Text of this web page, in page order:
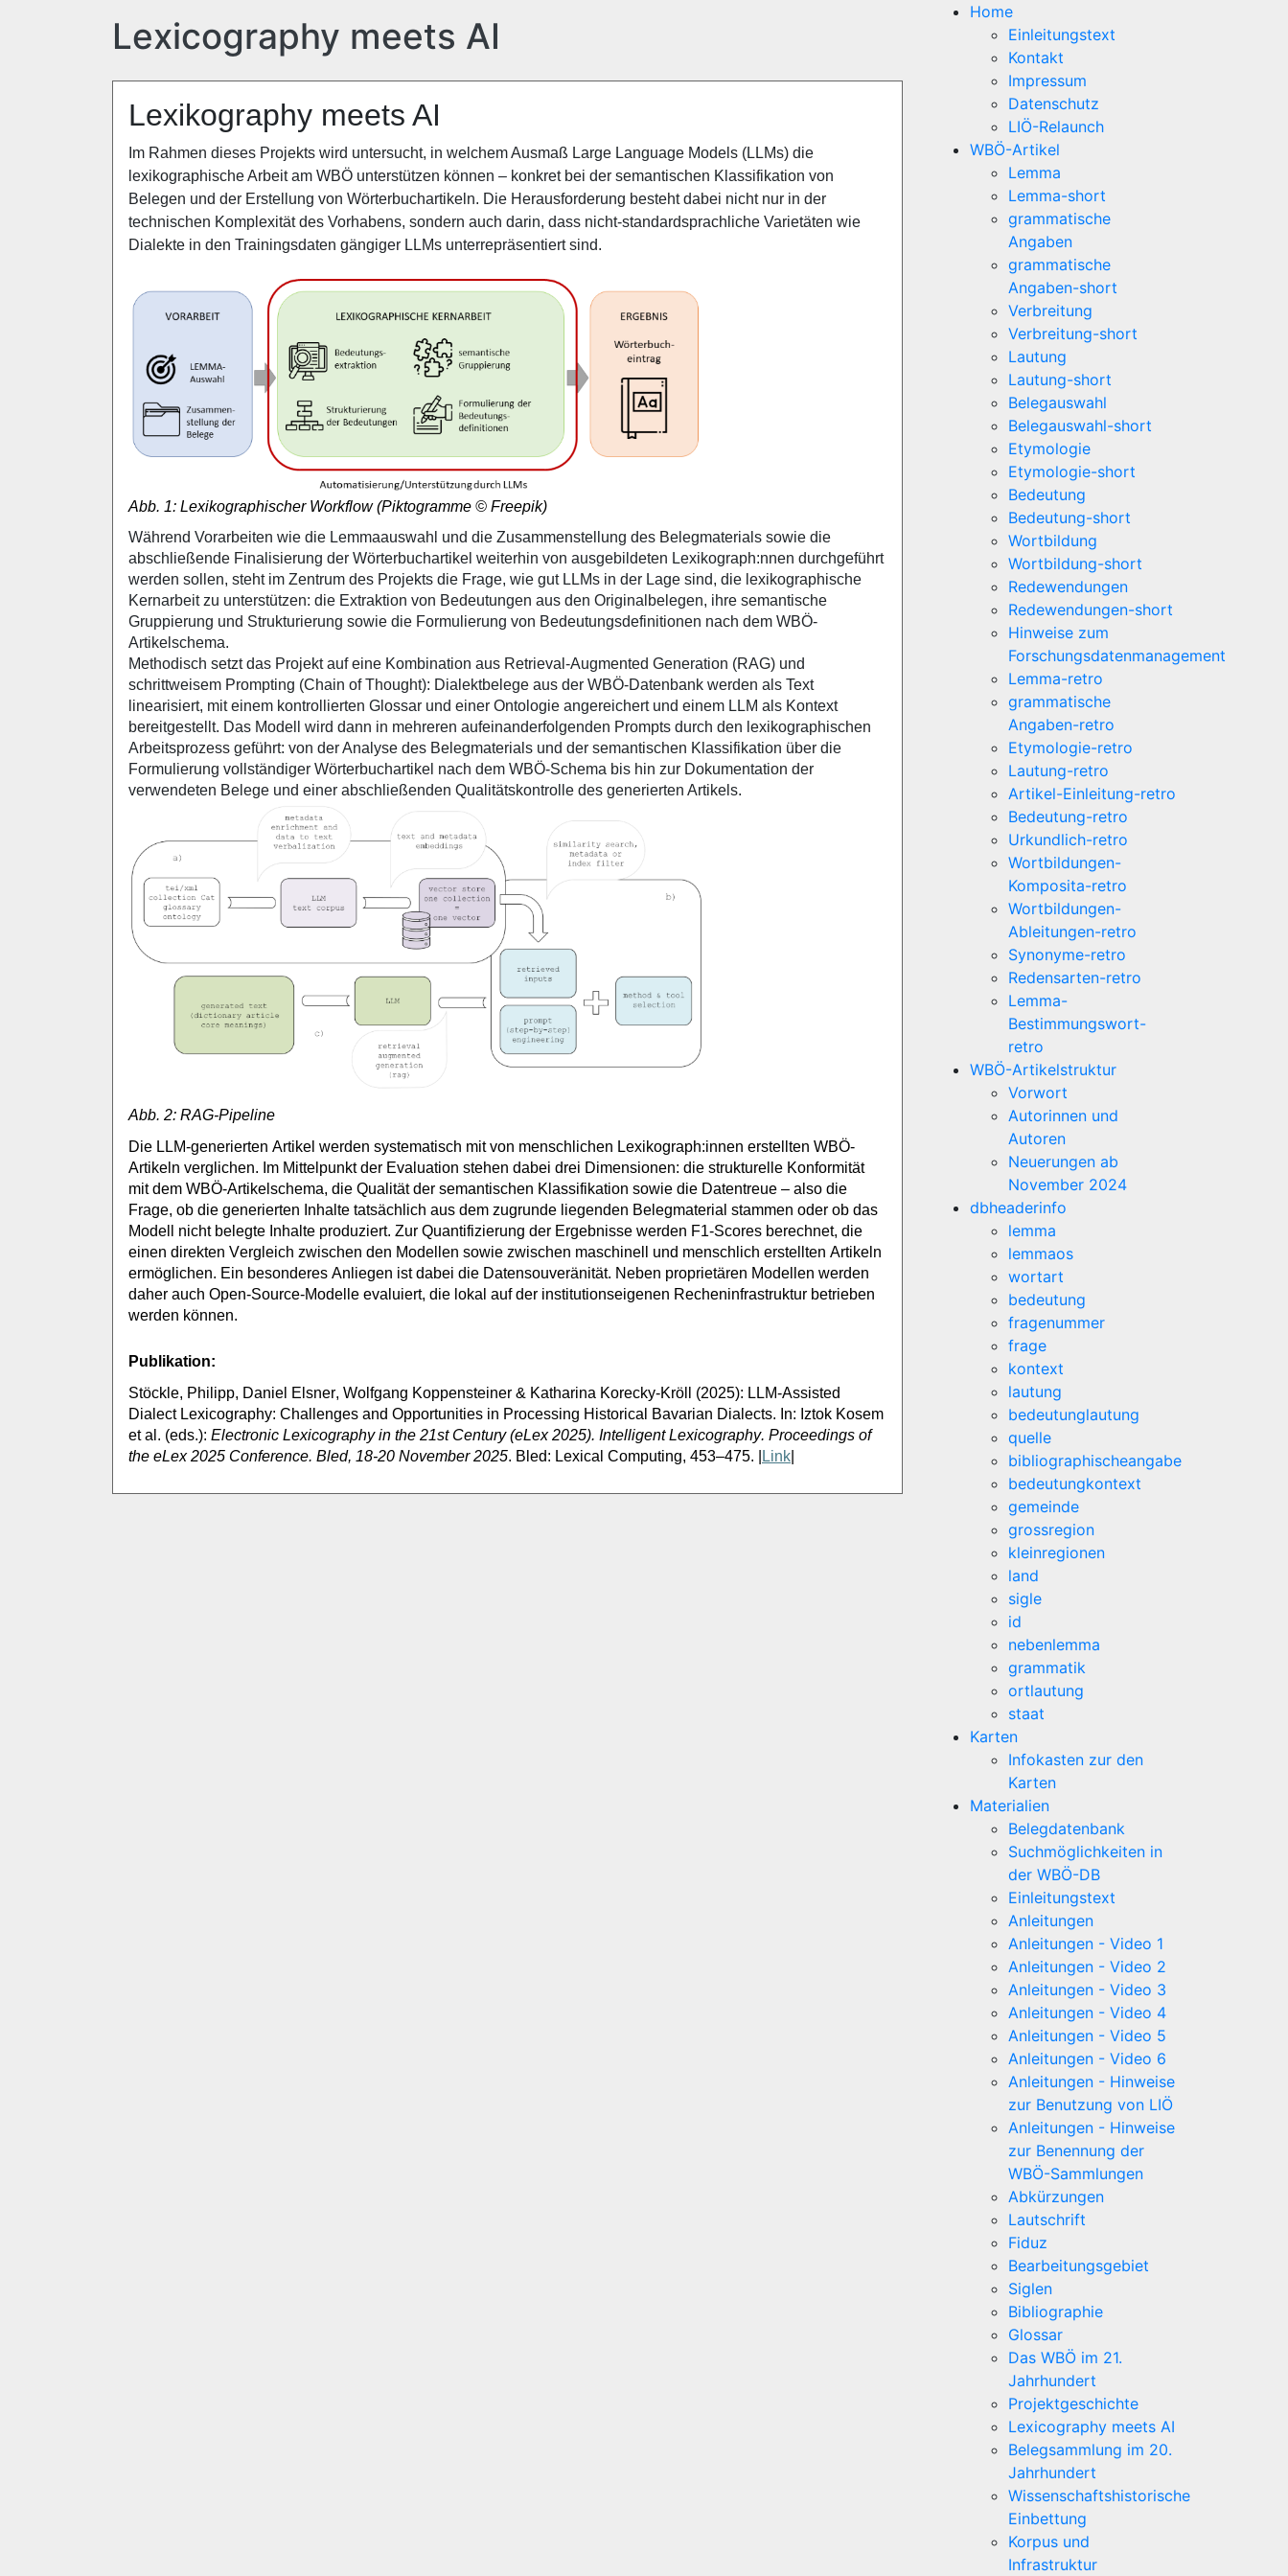
Lexicography meets AI
Lexikography meets AI
Im Rahmen dieses Projekts wird untersucht, in welchem Ausmaß Large Language Models (LLMs) die
lexikographische Arbeit am WBÖ unterstützen können – konkret bei der semantischen Klassifikation von
Belegen und der Erstellung von Wörterbuchartikeln. Die Herausforderung besteht dabei nicht nur in der
technischen Komplexität des Vorhabens, sondern auch darin, dass nicht-standardsprachliche Varietäten wie
Dialekte in den Trainingsdaten gängiger LLMs unterrepräsentiert sind.
Abb. 1: Lexikographischer Workflow (Piktogramme © Freepik)
Während Vorarbeiten wie die Lemmaauswahl und die Zusammenstellung des Belegmaterials sowie die
abschließende Finalisierung der Wörterbuchartikel weiterhin von ausgebildeten Lexikograph:nnen durchgeführt
werden sollen, steht im Zentrum des Projekts die Frage, wie gut LLMs in der Lage sind, die lexikographische
Kernarbeit zu unterstützen: die Extraktion von Bedeutungen aus den Originalbelegen, ihre semantische
Gruppierung und Strukturierung sowie die Formulierung von Bedeutungsdefinitionen nach dem WBÖ-
Artikelschema.
Methodisch setzt das Projekt auf eine Kombination aus Retrieval-Augmented Generation (RAG) und
schrittweisem Prompting (Chain ofThought): Dialektbelege aus der WBÖ-Datenbank werden als Text
linearisiert, mit einem kontrollierten Glossar und einer Ontologie angereichert und einem LLM als Kontext
bereitgestellt. Das Modell wird dann in mehreren aufeinanderfolgenden Prompts durch den lexikographischen
Arbeitsprozess geführt: von der Analyse des Belegmaterials und der semantischen Klassifikation über die
Formulierung vollständiger Wörterbuchartikel nach dem WBÖ-Schema bis hin zur Dokumentation der
verwendeten Belege und einer abschließenden Qualitätskontrolle des generierten Artikels.
Abb. 2: RAG-Pipeline
Die LLM-generierten Artikel werden systematisch mit von menschlichen Lexikograph:innen erstellten WBÖ-
Artikeln verglichen. Im Mittelpunkt der Evaluation stehen dabei drei Dimensionen: die strukturelle Konformität
mit dem WBÖ-Artikelschema, die Qualität der semantischen Klassifikation sowie die Datentreue – also die
Frage, ob die generierten Inhalte tatsächlich aus dem zugrunde liegenden Belegmaterial stammen oder ob das
Modell nicht belegte Inhalte produziert. Zur Quantifizierung der Ergebnisse werden F1-Scores berechnet, die
einen direkten Vergleich zwischen den Modellen sowie zwischen maschinell und menschlich erstellten Artikeln
ermöglichen. Ein besonderes Anliegen ist dabei die Datensouveränität. Neben proprietären Modellen werden
daher auch Open-Source-Modelle evaluiert, die lokal auf der institutionseigenen Recheninfrastruktur betrieben
werden können.
Publikation:
Stöckle, Philipp, Daniel Elsner, Wolfgang Koppensteiner & Katharina Korecky-Kröll
(2025): LLM-Assisted
Dialect Lexicography: Challenges and Opportunities in Processing Historical Bavarian Dialects. In: Iztok Kosem
et al. (eds.): Electronic Lexicography in the 21st Century (eLex2025). Intelligent Lexicography. Proceedings of
the eLex2025 Conference. Bled, 18-20 November 2025. Bled: Lexical Computing, 453–475. | Link
Home
Einleitungstext
Kontakt
Impressum
Datenschutz
LIÖ-Relaunch
WBÖ-Artikel
Lemma
Lemma-short
grammatische
Angaben
grammatische
Angaben-short
Verbreitung
Verbreitung-short
Lautung
Lautung-short
Belegauswahl
Belegauswahl-short
Etymologie
Etymologie-short
Bedeutung
Bedeutung-short
Wortbildung
Wortbildung-short
Redewendungen
Redewendungen-short
Hinweise zum
Forschungsdatenmanagement
Lemma-retro
grammatische
Angaben-retro
Etymologie-retro
Lautung-retro
Artikel-Einleitung-retro
Bedeutung-retro
Urkundlich-retro
Wortbildungen-
Komposita-retro
Wortbildungen-
Ableitungen-retro
Synonyme-retro
Redensarten-retro
Lemma-
Bestimmungswort-
retro
WBÖ-Artikelstruktur
Vorwort
Autorinnen und
Autoren
Neuerungen ab
November 2024
dbheaderinfo
lemma
lemmaos
wortart
bedeutung
fragenummer
frage
kontext
lautung
bedeutunglautung
quelle
bibliographischeangabe
bedeutungkontext
gemeinde
grossregion
kleinregionen
land
sigle
id
nebenlemma
grammatik
ortlautung
staat
Karten
Infokasten zur den
Karten
Materialien
Belegdatenbank
Suchmöglichkeiten in
der WBÖ-DB
Einleitungstext
Anleitungen
Anleitungen - Video 1
Anleitungen - Video 2
Anleitungen - Video 3
Anleitungen - Video 4
Anleitungen - Video 5
Anleitungen - Video 6
Anleitungen - Hinweise
zur Benutzung von LIÖ
Anleitungen - Hinweise
zur Benennung der
WBÖ-Sammlungen
Abkürzungen
Lautschrift
Fiduz
Bearbeitungsgebiet
Siglen
Bibliographie
Glossar
Das WBÖ im 21.
Jahrhundert
Projektgeschichte
Lexicography meets AI
Belegsammlung im 20.
Jahrhundert
Wissenschaftshistorische
Einbettung
Korpus und
Infrastruktur